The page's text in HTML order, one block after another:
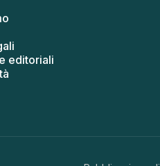
editoriali